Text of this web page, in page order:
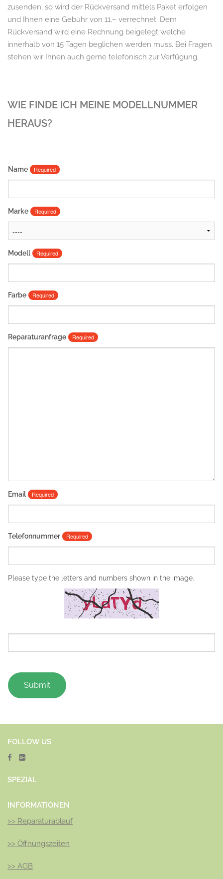
zusenden, so wird der Rückversand mittels Paket erfolgen
und Ihnen eine Gebühr von 11.– verrechnet. Dem
Rückversand wird eine Rechnung beigelegt welche
innerhalb von 15 Tagen beglichen werden muss. Bei Fragen
stehen wir Ihnen auch gerne telefonisch zur Verfügung.
WIE FINDE ICH MEINE MODELLNUMMER
HERAUS?
Name Required
Marke Required
Modell Required
Farbe Required
Reparaturanfrage Required
Email Required
Telefonnummer Required
Please type the letters and numbers shown in the image.
FOLLOW US
SPEZIAL
INFORMATIONEN
>> Reparaturablauf
>> Öffnungszeiten
>> AGB